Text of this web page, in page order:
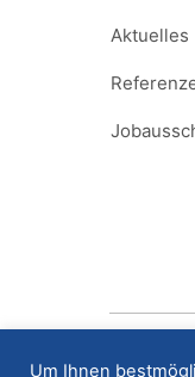
Aktuelles
Um Ihnen